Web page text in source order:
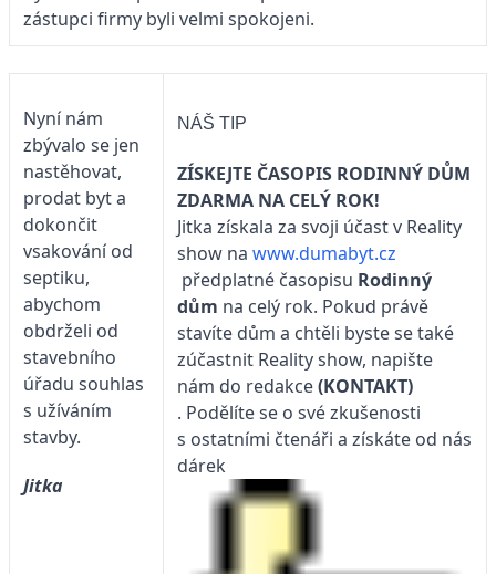
zástupci firmy byli velmi spokojeni.
Nyní nám
zbývalo se jen
nastěhovat,
prodat byt a
dokončit
vsakování od
septiku,
abychom
obdrželi od
stavebního
úřadu souhlas
s užíváním
stavby.
Jitka
NÁŠ TIP
ZÍSKEJTE ČASOPIS RODINNÝ DŮM
ZDARMA NA CELÝ ROK!
Jitka získala za svoji účast v Reality
show na www.dumabyt.cz
předplatné časopisu Rodinný
dům na celý rok. Pokud právě
stavíte dům a chtěli byste se také
zúčastnit Reality show, napište
nám do redakce(KONTAKT)
. Podělíte se o své zkušenosti
s ostatními čtenáři a získáte od nás
dárek